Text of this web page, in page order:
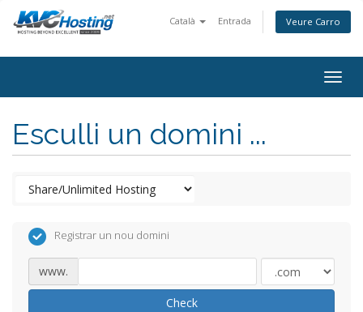
Català Entrada Veure Carro
Esculli un domini ...
Registrar un nou domini
www.
Check